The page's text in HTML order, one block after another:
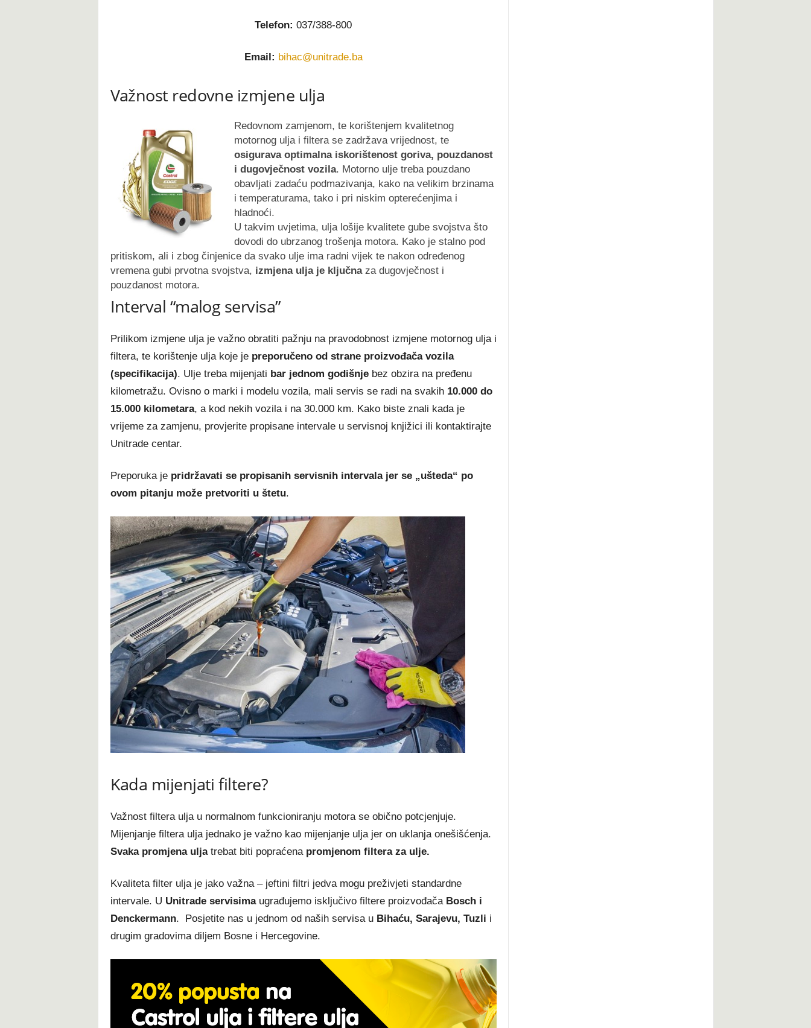
Telefon: 037/388-800
Email: bihac@unitrade.ba
Važnost redovne izmjene ulja
Redovnom zamjenom, te korištenjem kvalitetnog
motornog ulja i filtera se zadržava vrijednost, te
osigurava optimalna iskorištenost goriva, pouzdanost
i dugovječnost vozila. Motorno ulje treba pouzdano
obavljati zadaću podmazivanja, kako na velikim brzinama
i temperaturama, tako i pri niskim opterećenjima i
hladnoći.
U takvim uvjetima, ulja lošije kvalitete gube svojstva što
dovodi do ubrzanog trošenja motora. Kako je stalno pod
pritiskom, ali i zbog činjenice da svako ulje ima radni vijek te nakon određenog
vremena gubi prvotna svojstva, izmjena ulja je ključnaza dugovječnost i
pouzdanost motora.
Interval “malog servisa”
Prilikom izmjene ulja je važno obratiti pažnju na pravodobnost izmjene motornog ulja i
filtera, te korištenje ulja koje je preporučeno od strane proizvođača vozila
(specifikacija). Ulje treba mijenjati bar jednom godišnjebez obzira na pređenu
kilometražu. Ovisno o marki i modelu vozila, mali servis se radi na svakih 10.000 do
15.000 kilometara, a kod nekih vozila i na 30.000 km. Kako biste znali kada je
vrijeme za zamjenu, provjerite propisane intervale u servisnoj knjižici ili kontaktirajte
Unitrade centar.
Preporuka je pridržavati se propisanih servisnih intervala jer se „ušteda“ po
ovom pitanju može pretvoriti u štetu.
Kada mijenjati filtere?
Važnost filtera ulja u normalnom funkcioniranju motora se obično potcjenjuje.
Mijenjanje filtera ulja jednako je važno kao mijenjanje ulja jer on uklanja onešišćenja.
Svaka promjena uljatrebat biti popraćena promjenom filtera za ulje.
Kvaliteta filter ulja je jako važna – jeftini filtri jedva mogu preživjeti standardne
intervale. U Unitrade servisimaugrađujemo isključivo filtere proizvođača Bosch i
Denckermann. Posjetite nas u jednom od naših servisa u Bihaću, Sarajevu, Tuzli i
drugim gradovima diljem Bosne i Hercegovine.